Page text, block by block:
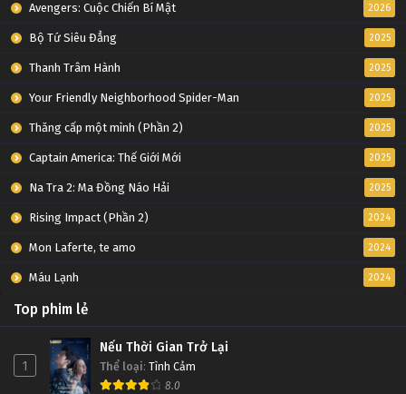
Avengers: Cuộc Chiến Bí Mật 2026
Bộ Tứ Siêu Đẳng 2025
Thanh Trâm Hành 2025
Your Friendly Neighborhood Spider-Man 2025
Thăng cấp một mình (Phần 2) 2025
Captain America: Thế Giới Mới 2025
Na Tra 2: Ma Đồng Náo Hải 2025
Rising Impact (Phần 2) 2024
Mon Laferte, te amo 2024
Máu Lạnh 2024
Top phim lẻ
1
Nếu Thời Gian Trở Lại
Thể loại: Tình Cảm
8.0